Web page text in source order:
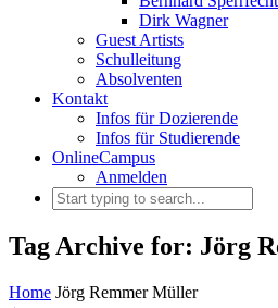
Dirk Wagner
Guest Artists
Schulleitung
Absolventen
Kontakt
Infos für Dozierende
Infos für Studierende
OnlineCampus
Anmelden
Tag Archive for: Jörg
Home Jörg Remmer Müller